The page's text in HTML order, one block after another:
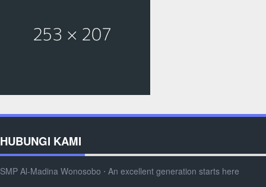
HUBUNGI KAMI
SMP Al-Madina Wonosobo ⋅ An excellent generation starts here